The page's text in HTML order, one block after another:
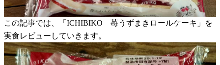
この記事では、「ICHIBIKO 苺うずまきロールケーキ」を
実食レビューしていきます。